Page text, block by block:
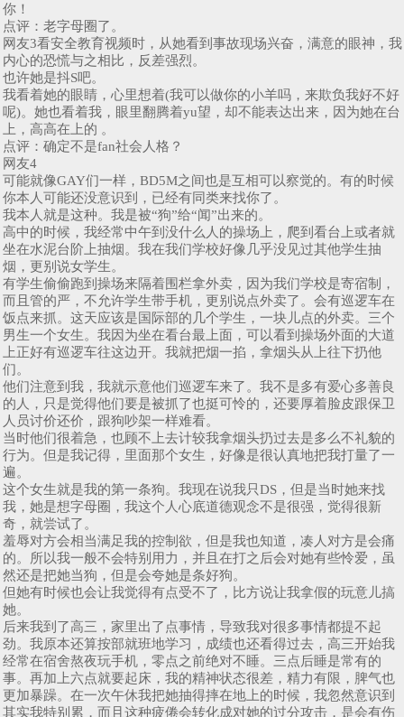
你！
点评：老字母圈了。
网友3看安全教育视频时，从她看到事故现场兴奋，满意的眼神，我
内心的恐慌与之相比，反差强烈。
也许她是抖S吧。
我看着她的眼睛，心里想着(我可以做你的小羊吗，来欺负我好不好
呢)。她也看着我，眼里翻腾着yu望，却不能表达出来，因为她在台
上，高高在上的 。
点评：确定不是fan社会人格？
网友4
可能就像GAY们一样，BD5M之间也是互相可以察觉的。有的时候
你本人可能还没意识到，已经有同类来找你了。
我本人就是这种。我是被“狗”给“闻”出来的。
高中的时候，我经常中午到没什么人的操场上，爬到看台上或者就
坐在水泥台阶上抽烟。我在我们学校好像几乎没见过其他学生抽
烟，更别说女学生。
有学生偷偷跑到操场来隔着围栏拿外卖，因为我们学校是寄宿制，
而且管的严，不允许学生带手机，更别说点外卖了。会有巡逻车在
饭点来抓。这天应该是国际部的几个学生，一块儿点的外卖。三个
男生一个女生。我因为坐在看台最上面，可以看到操场外面的大道
上正好有巡逻车往这边开。我就把烟一掐，拿烟头从上往下扔他
们。
他们注意到我，我就示意他们巡逻车来了。我不是多有爱心多善良
的人，只是觉得他们要是被抓了也挺可怜的，还要厚着脸皮跟保卫
人员讨价还价，跟狗吵架一样难看。
当时他们很着急，也顾不上去计较我拿烟头扔过去是多么不礼貌的
行为。但是我记得，里面那个女生，好像是很认真地把我打量了一
遍。
这个女生就是我的第一条狗。我现在说我只DS，但是当时她来找
我，她是想字母圈，我这个人心底道德观念不是很强，觉得很新
奇，就尝试了。
羞辱对方会相当满足我的控制欲，但是我也知道，凑人对方是会痛
的。所以我一般不会特别用力，并且在打之后会对她有些怜爱，虽
然还是把她当狗，但是会夸她是条好狗。
但她有时候也会让我觉得有点受不了，比方说让我拿假的玩意儿搞
她。
后来我到了高三，家里出了点事情，导致我对很多事情都提不起
劲。我原本还算按部就班地学习，成绩也还看得过去，高三开始我
经常在宿舍熬夜玩手机，零点之前绝对不睡。三点后睡是常有的
事。再加上六点就要起床，我的精神状态很差，精力有限，脾气也
更加暴躁。在一次午休我把她抽得摔在地上的时候，我忽然意识到
其实我特别累，而且这种疲倦会转化成对她的过分攻击，是会有伤